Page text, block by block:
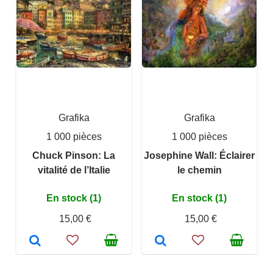
Grafika
1 000 pièces
Chuck Pinson: La
vitalité de l’Italie
En stock (1)
15,00 €
Grafika
1 000 pièces
Josephine Wall: Éclairer
le chemin
En stock (1)
15,00 €